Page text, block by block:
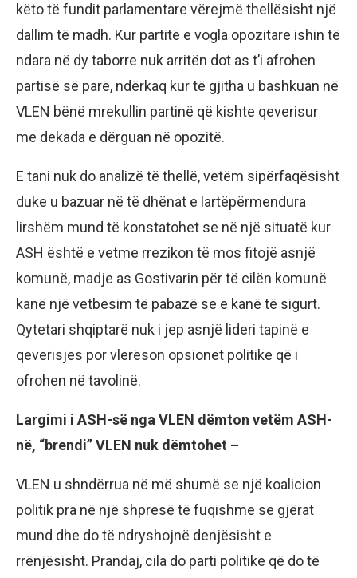
këto të fundit parlamentare vërejmë thellësisht një
dallim të madh. Kur partitë e vogla opozitare ishin të
ndara në dy taborre nuk arritën dot as t’i afrohen
partisë së parë, ndërkaq kur të gjitha u bashkuan në
VLEN bënë mrekullin partinë që kishte qeverisur
me dekada e dërguan në opozitë.
E tani nuk do analizë të thellë, vetëm sipërfaqësisht
duke u bazuar në të dhënat e lartëpërmendura
lirshëm mund të konstatohet se në një situatë kur
ASH është e vetme rrezikon të mos fitojë asnjë
komunë, madje as Gostivarin për të cilën komunë
kanë një vetbesim të pabazë se e kanë të sigurt.
Qytetari shqiptarë nuk i jep asnjë lideri tapinë e
qeverisjes por vlerëson opsionet politike që i
ofrohen në tavolinë.
Largimi i ASH-së nga VLEN dëmton vetëm ASH-
në, “brendi” VLEN nuk dëmtohet –
VLEN u shndërrua në më shumë se një koalicion
politik pra në një shpresë të fuqishme se gjërat
mund dhe do të ndryshojnë denjësisht e
rrënjësisht. Prandaj, cila do parti politike që do të